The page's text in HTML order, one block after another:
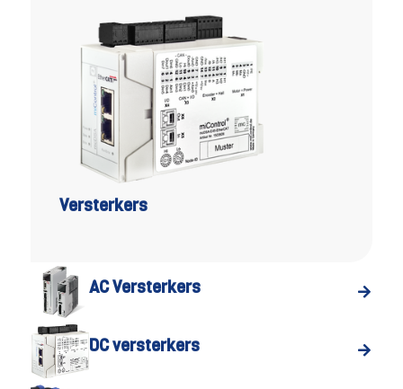
Versterkers
AC Versterkers
DC versterkers